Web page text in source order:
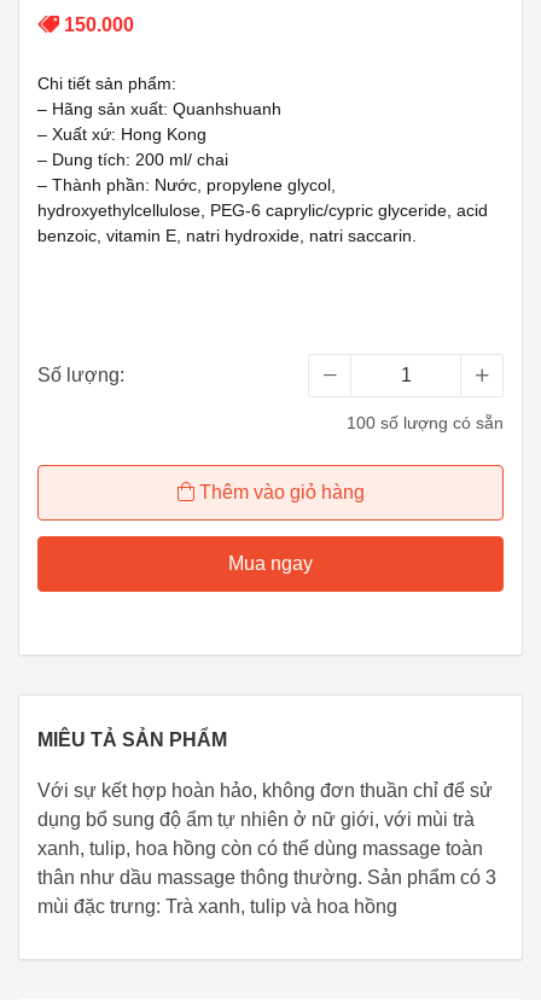
150.000
Chi tiết sản phẩm:
– Hãng sản xuất: Quanhshuanh
– Xuất xứ: Hong Kong
– Dung tích: 200 ml/ chai
– Thành phần: Nước, propylene glycol,
hydroxyethylcellulose, PEG-6 caprylic/cypric glyceride, acid
benzoic, vitamin E, natri hydroxide, natri saccarin.
Số lượng:
100 số lượng có sẵn
Thêm vào giỏ hàng
Mua ngay
MIÊU TẢ SẢN PHẨM
Với sự kết hợp hoàn hảo, không đơn thuần chỉ để sử
dụng bổ sung độ ẩm tự nhiên ở nữ giới, với mùi trà
xanh, tulip, hoa hồng còn có thể dùng massage toàn
thân như dầu massage thông thường. Sản phẩm có 3
mùi đặc trưng: Trà xanh, tulip và hoa hồng